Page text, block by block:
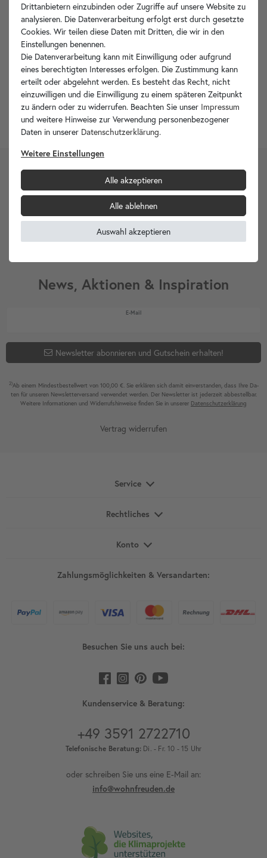
Versand innerhalb 24h
Größere Mengenfür Geschäftskunden
News, Aktionen & Inspiration
E-MailNewsletter Honig
Newsletter abonnieren und Gutschein erhalten!
2)Ab einem Mindest­bestell­wert von 100,00 €. Sie erklären sich damit ein­ver­standen, dass Ihre Da­
ten für unseren News­letter­versand ver­wen­det werden. Der News­letter ist jeder­zeit ab­bestel­lbar.
Weitere Infor­mationen und Wider­rufshin­weise finden Sie in unserer Daten­schutz­erklärung
GUTSCHEIN2)
5€
GESCHENKT
Vertrag widerrufen
Service
Rechtliches
Konto
Zahlungsmöglichkeiten & Versandarten:
Besuchen Sie uns auch bei:
Kundenservice & Beratung:
+49 3591 2722710
Telefonische Beratung: Di. - Fr. 10 - 15 Uhr
oder schreiben Sie uns eine E-Mail an:
info@wohnfreuden.de
Drittanbietern einzubinden oder Zugriffe auf unsere Website zu
analysieren. Die Datenverarbeitung erfolgt erst durch gesetzte
Cookies. Wir teilen diese Daten mit Dritten, die wir in den
Einstellungen benennen.
Die Datenverarbeitung kann mit Einwilligung oder aufgrund
eines berechtigten Interesses erfolgen. Die Zustimmung kann
erteilt oder abgelehnt werden. Es besteht das Recht, nicht
einzuwilligen und die Einwilligung zu einem späteren Zeitpunkt
zu ändern oder zu widerrufen. Beachten Sie unser Impressum
und weitere Hinweise zur Verwendung personenbezogener
Daten in unserer Daten­schutz­erklärung.
Weitere Einstellungen
Alle akzeptieren
Alle ablehnen
Auswahl akzeptieren